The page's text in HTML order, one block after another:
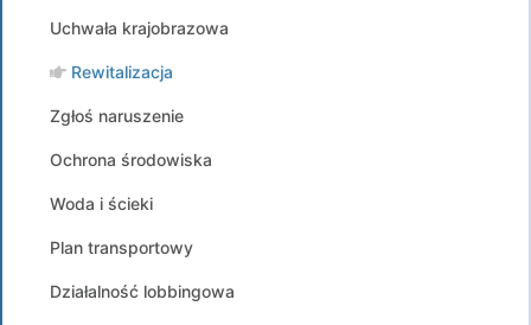
Uchwała krajobrazowa
Rewitalizacja
Zgłoś naruszenie
Ochrona środowiska
Woda i ścieki
Plan transportowy
Działalność lobbingowa